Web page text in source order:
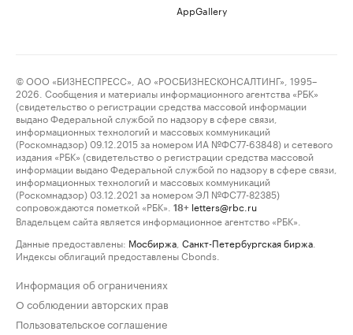
AppGallery
© ООО «БИЗНЕСПРЕСС», АО «РОСБИЗНЕСКОНСАЛТИНГ», 1995–
2026. Сообщения и материалы информационного агентства «РБК»
(свидетельство о регистрации средства массовой информации
выдано Федеральной службой по надзору в сфере связи,
информационных технологий и массовых коммуникаций
(Роскомнадзор) 09.12.2015 за номером ИА №ФС77-63848) и сетевого
издания «РБК» (свидетельство о регистрации средства массовой
информации выдано Федеральной службой по надзору в сфере связи,
информационных технологий и массовых коммуникаций
(Роскомнадзор) 03.12.2021 за номером ЭЛ №ФС77-82385)
сопровождаются пометкой «РБК».
18+ letters@rbc.ru
Владельцем сайта является информационное агентство «РБК».
Данные предоставлены: Мосбиржа Санкт-Петербургская биржа
Индексы облигаций предоставлены Cbonds.
Информация об ограничениях
О соблюдении авторских прав
Пользовательское соглашение